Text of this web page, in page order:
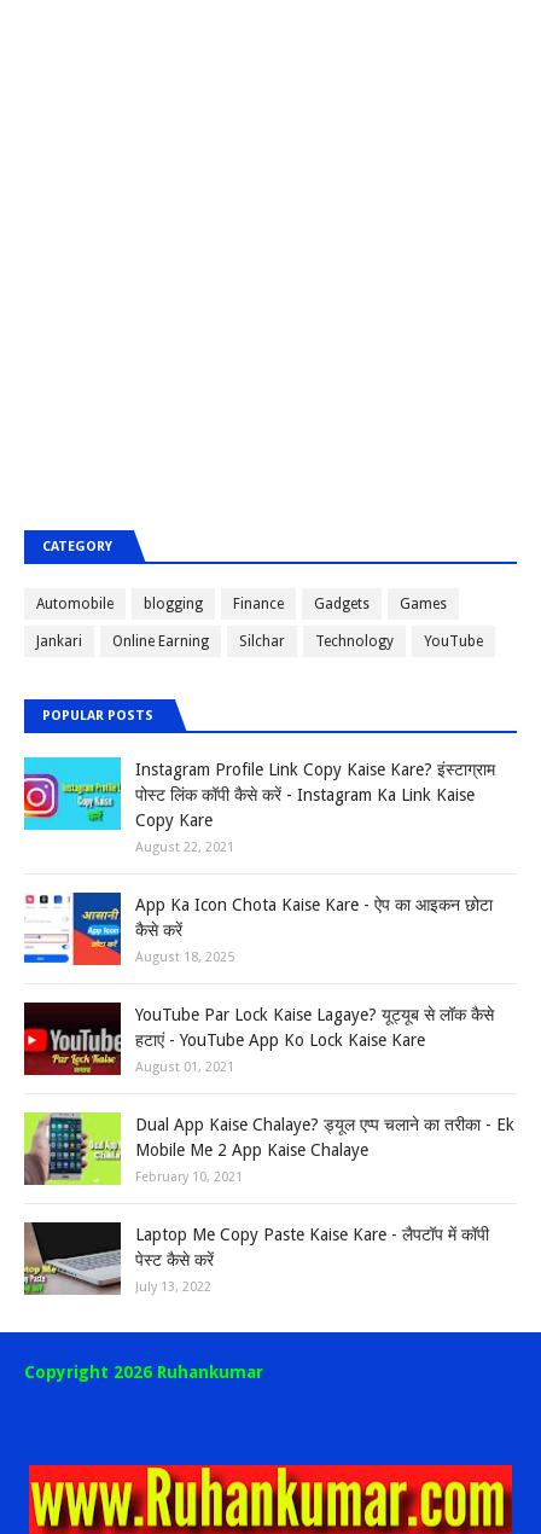
CATEGORY
Automobile blogging Finance Gadgets Games
Jankari Online Earning Silchar Technology YouTube
POPULAR POSTS
Instagram Profile Link Copy Kaise Kare? इंस्टाग्राम
पोस्ट लिंक कॉपी कैसे करें - Instagram Ka Link Kaise
Copy Kare
August 22, 2021
App Ka Icon Chota Kaise Kare - ऐप का आइकन छोटा
कैसे करें
August 18, 2025
YouTube Par Lock Kaise Lagaye? यूट्यूब से लॉक कैसे
हटाएं - YouTube App Ko Lock Kaise Kare
August 01, 2021
Dual App Kaise Chalaye? ड्यूल एप्प चलाने का तरीका - Ek
Mobile Me 2 App Kaise Chalaye
February 10, 2021
Laptop Me Copy Paste Kaise Kare - लैपटॉप में कॉपी
पेस्ट कैसे करें
July 13, 2022
Copyright 2026 Ruhankumar